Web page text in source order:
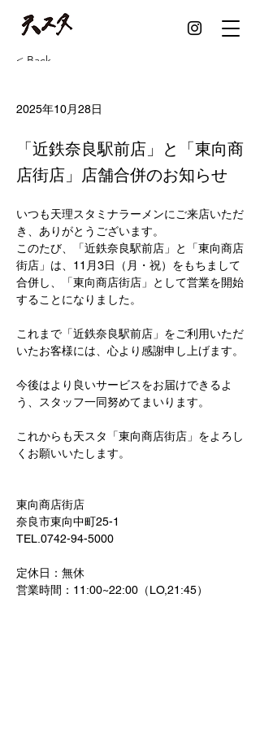
< Back
店舗合併のお知らせ
2025年10月28日
「近鉄奈良駅前店」と「東向商
店街店」店舗合併のお知らせ
いつも天理スタミナラーメンにご来店いただ
き、ありがとうございます。
このたび、「近鉄奈良駅前店」と「東向商店
街店」は、11月3日（月・祝）をもちまして
合併し、「東向商店街店」として営業を開始
することになりました。
これまで「近鉄奈良駅前店」をご利用いただ
いたお客様には、心より感謝申し上げます。
今後はより良いサービスをお届けできるよ
う、スタッフ一同努めてまいります。
これからも天スタ「東向商店街店」をよろし
くお願いいたします。
東向商店街店
奈良市東向中町25-1
TEL.0742-94-5000
定休日：無休
営業時間：11:00~22:00（LO,21:45）